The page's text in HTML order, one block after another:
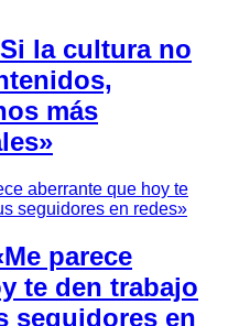
la cultura no
más
parece
te den trabajo
seguidores en